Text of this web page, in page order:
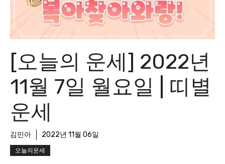
[오늘의 운세] 2022년
11월 7일 월요일 | 띠별
운세
김민아 2022년 11월 06일
오늘의운세